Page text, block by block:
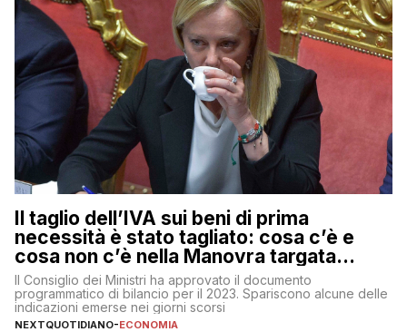
Il taglio dell’IVA sui beni di prima
necessità è stato tagliato: cosa c’è e
cosa non c’è nella Manovra targata
Meloni
Il Consiglio dei Ministri ha approvato il documento
programmatico di bilancio per il 2023. Spariscono alcune delle
indicazioni emerse nei giorni scorsi
NEXTQUOTIDIANO-ECONOMIA